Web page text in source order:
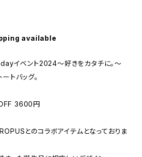
available
イベント2024〜好きをカタチに。〜
トバッグ。
3600円
とのコラボアイテムとなっておりま